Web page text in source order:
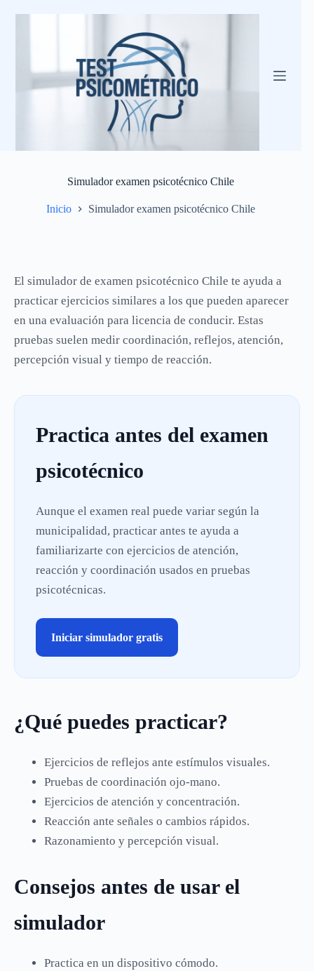
Simulador examen psicotécnico Chile
Inicio Simulador examen psicotécnico Chile
El simulador de examen psicotécnico Chile te ayuda a
practicar ejercicios similares a los que pueden aparecer
en una evaluación para licencia de conducir. Estas
pruebas suelen medir coordinación, reflejos, atención,
percepción visual y tiempo de reacción.
Practica antes del examen
psicotécnico
Aunque el examen real puede variar según la
municipalidad, practicar antes te ayuda a
familiarizarte con ejercicios de atención,
reacción y coordinación usados en pruebas
psicotécnicas.
Iniciar simulador gratis
¿Qué puedes practicar?
Ejercicios de reflejos ante estímulos visuales.
Pruebas de coordinación ojo-mano.
Ejercicios de atención y concentración.
Reacción ante señales o cambios rápidos.
Razonamiento y percepción visual.
Consejos antes de usar el
simulador
Practica en un dispositivo cómodo.